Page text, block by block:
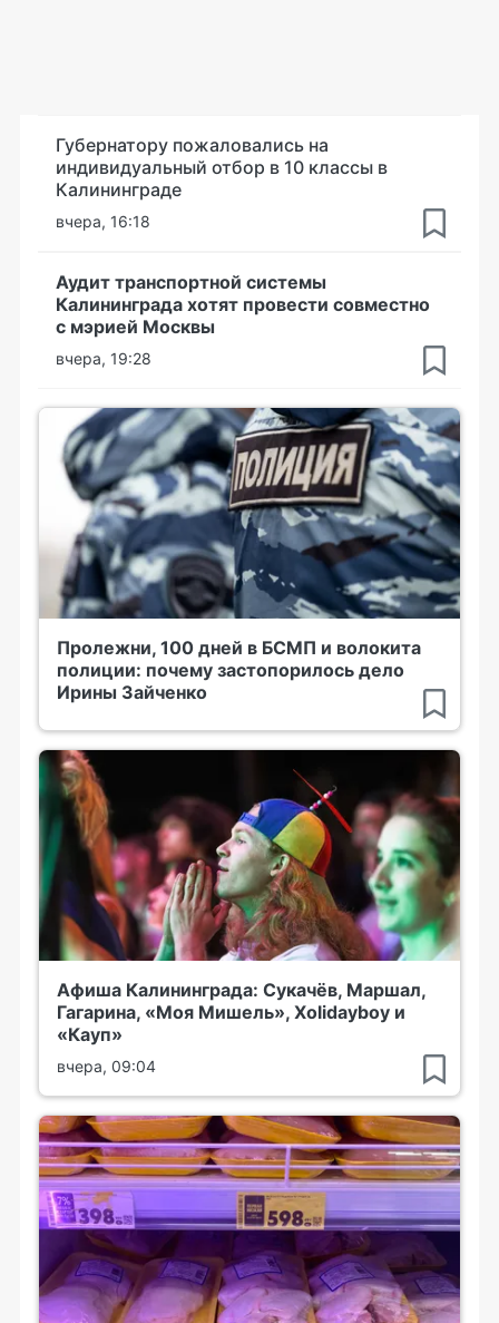
Губернатору пожаловались на
индивидуальный отбор в 10 классы в
Калининграде
вчера, 16:18
Аудит транспортной системы
Калининграда хотят провести совместно
с мэрией Москвы
вчера, 19:28
Пролежни, 100 дней в БСМП и волокита
полиции: почему застопорилось дело
Ирины Зайченко
Афиша Калининграда: Сукачёв, Маршал,
Гагарина, «Моя Мишель», Xolidayboy и
«Кауп»
вчера, 09:04